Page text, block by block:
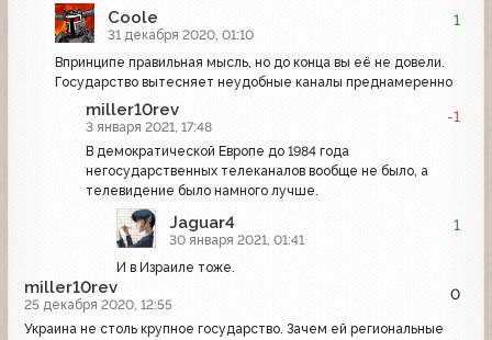
Coole
31 декабря 2020, 01:10
1
Впринципе правильная мысль, но до конца вы её не довели.
Государство вытесняет неудобные каналы преднамеренно
miller10rev
3 января 2021, 17:48
-1
В демократической Европе до 1984 года
негосударственных телеканалов вообще не было, а
телевидение было намного лучше.
Jaguar4
30 января 2021, 01:41
1
И в Израиле тоже.
miller10rev
25 декабря 2020, 12:55
0
Украина не столь крупное государство. Зачем ей региональные